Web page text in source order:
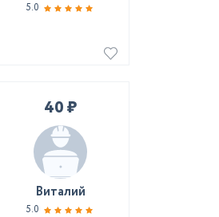
5.0
40 ₽
Виталий
5.0